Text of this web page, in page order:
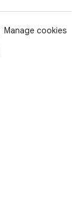
Manage cookies